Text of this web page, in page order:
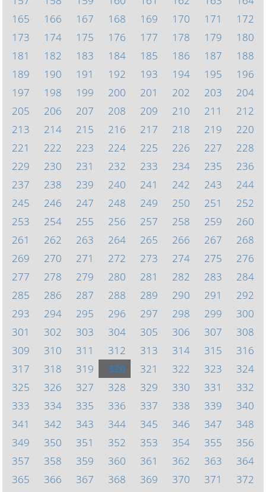
165
166 167 168 169 170 171
172
173
174 175 176 177 178 179
180
181
182 183 184 185 186 187
188
189
190 191 192 193 194 195
196
197
198 199 200 201 202 203
204
205
206 207 208 209 210 211
212
213
214 215 216 217 218 219
220
221
222 223 224 225 226 227
228
229
230 231 232 233 234 235
236
237
238 239 240 241 242 243
244
245
246 247 248 249 250 251
252
253
254 255 256 257 258 259
260
261
262 263 264 265 266 267
268
269
270 271 272 273 274 275
276
277
278 279 280 281 282 283
284
285
286 287 288 289 290 291
292
293
294 295 296 297 298 299
300
301
302 303 304 305 306 307
308
309
310 311 312 313 314 315
316
317
318 319 320 321 322 323
324
325
326 327 328 329 330 331
332
333
334 335 336 337 338 339
340
341
342 343 344 345 346 347
348
349
350 351 352 353 354 355
356
357
358 359 360 361 362 363
364
365
366 367 368 369 370 371
372